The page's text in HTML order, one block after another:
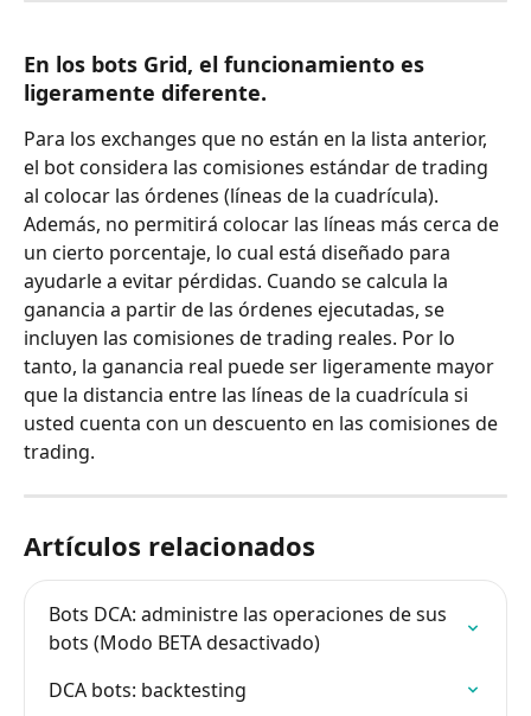
En los bots Grid, el funcionamiento es
ligeramente diferente.
Para los exchanges que no están en la lista anterior,
el bot considera las comisiones estándar de trading
al colocar las órdenes (líneas de la cuadrícula).
Además, no permitirá colocar las líneas más cerca de
un cierto porcentaje, lo cual está diseñado para
ayudarle a evitar pérdidas. Cuando se calcula la
ganancia a partir de las órdenes ejecutadas, se
incluyen las comisiones de trading reales. Por lo
tanto, la ganancia real puede ser ligeramente mayor
que la distancia entre las líneas de la cuadrícula si
usted cuenta con un descuento en las comisiones de
trading.
Artículos relacionados
Bots DCA: administre las operaciones de sus
bots (Modo BETA desactivado)
DCA bots: backtesting